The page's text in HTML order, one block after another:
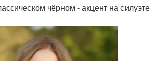
чёрном - акцент на силуэте